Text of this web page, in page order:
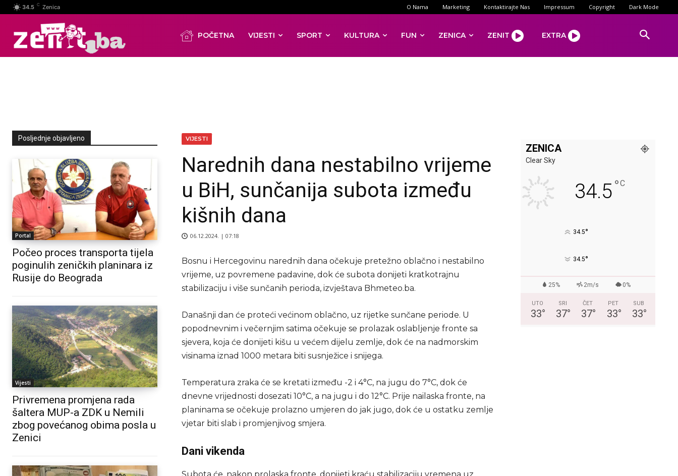
34.5 C Zenica O Nama Marketing Kontaktirajte Nas Impressum Copyright Dark Mode
POČETNA VIJESTI SPORT KULTURA FUN ZENICA ZENIT EXTRA
Posljednje objavljeno
Portal
Počeo proces transporta tijela
poginulih zeničkih planinara iz
Rusije do Beograda
Vijesti
Privremena promjena rada
šaltera MUP-a ZDK u Nemili
zbog povećanog obima posla u
Zenici
VIJESTI
Narednih dana nestabilno vrijeme
u BiH, sunčanija subota između
kišnih dana
06.12.2024. | 07:18
Bosnu i Hercegovinu narednih dana očekuje pretežno oblačno i nestabilno
vrijeme, uz povremene padavine, dok će subota donijeti kratkotrajnu
stabilizaciju i više sunčanih perioda, izvještava Bhmeteo.ba.
Današnji dan će proteći većinom oblačno, uz rijetke sunčane periode. U
popodnevnim i večernjim satima očekuje se prolazak oslabljenje fronte sa
sjevera, koja će donijeti kišu u većem dijelu zemlje, dok će na nadmorskim
visinama iznad 1000 metara biti susnježice i snijega.
Temperatura zraka će se kretati između -2 i 4°C, na jugu do 7°C, dok će
dnevne vrijednosti dosezati 10°C, a na jugu i do 12°C. Prije nailaska fronte, na
planinama se očekuje prolazno umjeren do jak jugo, dok će u ostatku zemlje
vjetar biti slab i promjenjivog smjera.
Dani vikenda
ZENICA
Clear Sky
34.5°C
34.5°
34.5°
25% 2m/s 0%
UTO
33°
SRI
37°
ČET
37°
PET
33°
SUB
33°